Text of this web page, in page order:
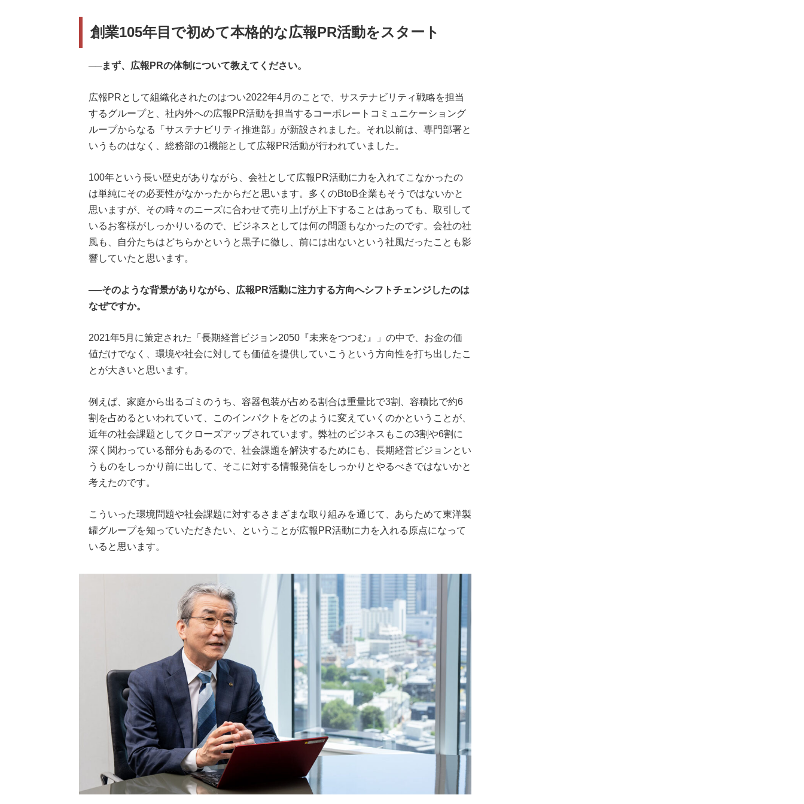
創業105年目で初めて本格的な広報PR活動をスタート
──まず、広報PRの体制について教えてください。
広報PRとして組織化されたのはつい2022年4月のことで、サステナビリティ戦略を担当
するグループと、社内外への広報PR活動を担当するコーポレートコミュニケーショング
ループからなる「サステナビリティ推進部」が新設されました。それ以前は、専門部署と
いうものはなく、総務部の1機能として広報PR活動が行われていました。
100年という長い歴史がありながら、会社として広報PR活動に力を入れてこなかったの
は単純にその必要性がなかったからだと思います。多くのBtoB企業もそうではないかと
思いますが、その時々のニーズに合わせて売り上げが上下することはあっても、取引して
いるお客様がしっかりいるので、ビジネスとしては何の問題もなかったのです。会社の社
風も、自分たちはどちらかというと黒子に徹し、前には出ないという社風だったことも影
響していたと思います。
──そのような背景がありながら、広報PR活動に注力する方向へシフトチェンジしたのは
なぜですか。
2021年5月に策定された「長期経営ビジョン2050『未来をつつむ』」の中で、お金の価
値だけでなく、環境や社会に対しても価値を提供していこうという方向性を打ち出したこ
とが大きいと思います。
例えば、家庭から出るゴミのうち、容器包装が占める割合は重量比で3割、容積比で約6
割を占めるといわれていて、このインパクトをどのように変えていくのかということが、
近年の社会課題としてクローズアップされています。弊社のビジネスもこの3割や6割に
深く関わっている部分もあるので、社会課題を解決するためにも、長期経営ビジョンとい
うものをしっかり前に出して、そこに対する情報発信をしっかりとやるべきではないかと
考えたのです。
こういった環境問題や社会課題に対するさまざまな取り組みを通じて、あらためて東洋製
罐グループを知っていただきたい、ということが広報PR活動に力を入れる原点になって
いると思います。